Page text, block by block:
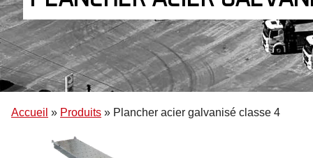
Accueil » Produits » Plancher acier galvanisé classe 4